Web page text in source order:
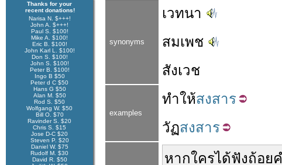
Thanks for your
recent donations!
Narisa N. $+++!
John A. $+++!
Paul S. $100!
Mike A. $100!
Eric B. $100!
John Karl L. $100!
Don S. $100!
John S. $100!
Peter B. $100!
Ingo B $50
Peter d C $50
Hans G $50
Alan M. $50
Rod S. $50
Wolfgang W. $50
Bill O. $70
Ravinder S. $20
Chris S. $15
Jose D-C $20
Steven P. $20
Daniel W. $75
Rudolf M. $30
David R. $50
synonyms
เวทนา
สมเพช
สังเวช
examples
ทำให้สงสาร
วัฏสงสาร
หากใครได้ฟังถ้อย